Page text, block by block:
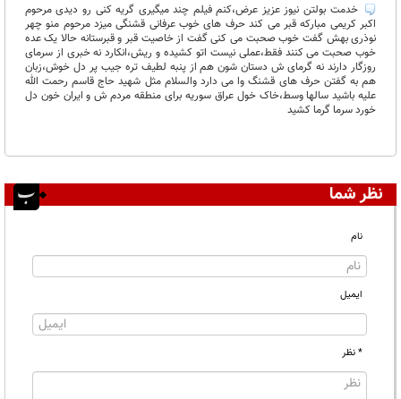
خدمت بولتن نیوز عزیز عرض،کنم فیلم چند میگیری گریه کنی رو دیدی مرحوم
اکبر کریمی مبارکه قبر می کند حرف های خوب عرفانی قشنگی میزد مرحوم منو چهر
نوذری بهش گفت خوب صحبت می کنی گفت از خاصیت قبر و قبرستانه حالا یک عده
خوب صحبت می کنند فقط،عملی نیست اتو کشیده و ریش،انکارد نه خبری از سرمای
روزگار دارند نه گرمای ش دستان شون هم از پنبه لطیف تره جیب پر دل خوش،زبان
هم به گفتن حرف های قشنگ وا می دارد والسلام مثل شهید حاج قاسم رحمت الله
علیه باشید سالها وسط،خاک خول عراق سوریه برای منطقه مردم ش و ایران خون دل
خورد سرما گرما کشید
نظر شما
نام
ایمیل
* نظر